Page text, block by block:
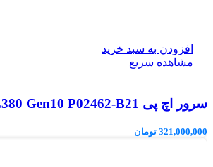
افزودن به سبد خرید
مشاهده سریع
سرور اچ پی DL380 Gen10 P02462-B21
321,000,000 تومان